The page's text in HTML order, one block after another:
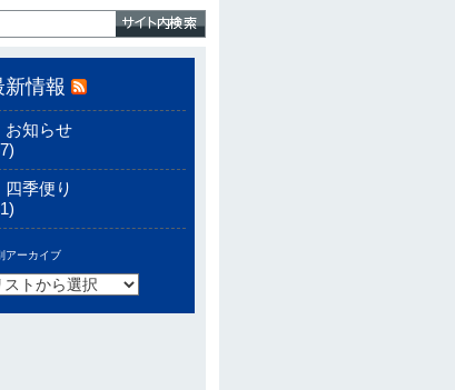
新情報
お知らせ
四季便り
アーカイブ